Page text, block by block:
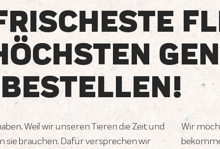
Weil wir unseren Tieren die Zeit und
sie brauchen. Dafür versprechen wir
Wir